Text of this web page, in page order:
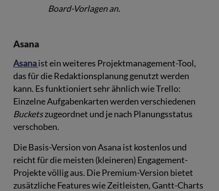
Board-Vorlagen an.
Asana
Asanaist ein weiteres Projektmanagement-Tool,
das für die Redaktionsplanung genutzt werden
kann. Es funktioniert sehr ähnlich wie Trello:
Einzelne Aufgabenkarten werden verschiedenen
Bucketszugeordnet und je nach Planungsstatus
verschoben.
Die Basis-Version von Asana ist kostenlos und
reicht für die meisten (kleineren) Engagement-
Projekte völlig aus. Die Premium-Version bietet
zusätzliche Features wie Zeitleisten, Gantt-Charts